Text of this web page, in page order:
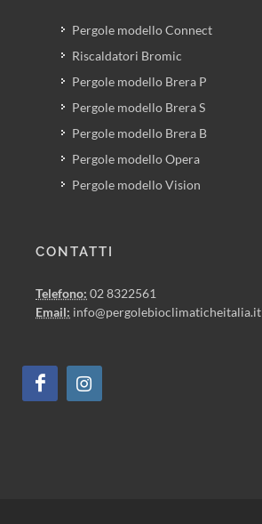
Pergole modello Connect
Riscaldatori Bromic
Pergole modello Brera P
Pergole modello Brera S
Pergole modello Brera B
Pergole modello Opera
Pergole modello Vision
CONTATTI
Telefono: 02 8322561
Email: info@pergolebioclimaticheitalia.it